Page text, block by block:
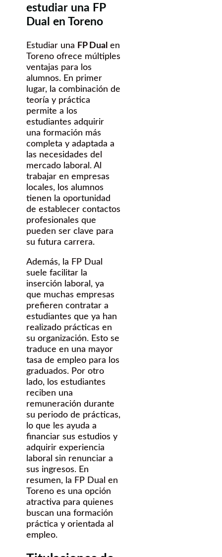
estudiar una FP
Dual en Toreno
Estudiar una FP Dual en
Toreno ofrece múltiples
ventajas para los
alumnos. En primer
lugar, la combinación de
teoría y práctica
permite a los
estudiantes adquirir
una formación más
completa y adaptada a
las necesidades del
mercado laboral. Al
trabajar en empresas
locales, los alumnos
tienen la oportunidad
de establecer contactos
profesionales que
pueden ser clave para
su futura carrera.
Además, la FP Dual
suele facilitar la
inserción laboral, ya
que muchas empresas
prefieren contratar a
estudiantes que ya han
realizado prácticas en
su organización. Esto se
traduce en una mayor
tasa de empleo para los
graduados. Por otro
lado, los estudiantes
reciben una
remuneración durante
su periodo de prácticas,
lo que les ayuda a
financiar sus estudios y
adquirir experiencia
laboral sin renunciar a
sus ingresos. En
resumen, la FP Dual en
Toreno es una opción
atractiva para quienes
buscan una formación
práctica y orientada al
empleo.